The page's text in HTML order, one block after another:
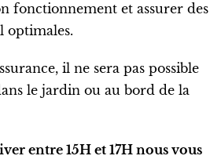
fonctionnement et assurer des
optimales.
il ne sera pas possible
le jardin ou au bord de la
entre 15H et 17H nous vous